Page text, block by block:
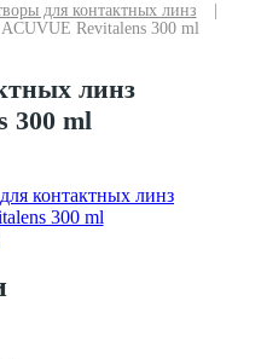
для контактных линз
Revitalens 300 ml
линз
300 ml